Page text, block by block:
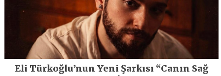
Eli Türkoğlu’nun Yeni Şarkısı “Canın Sağ